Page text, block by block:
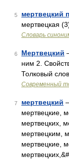
5 мертвецкий
мертвецкая
Словарь
6 Мертвецкий
ним 2.
Толковый
Современный
7 мертвецкий
мертвецкие,
мертвецких,
мертвецким,
мертвецкие,